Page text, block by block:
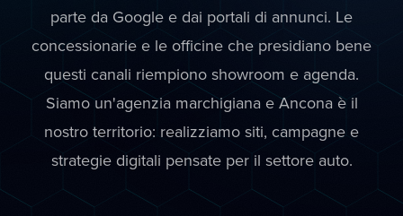
parte da Google e dai portali di annunci. Le
concessionarie e le officine che presidiano bene
questi canali riempiono showroom e agenda.
Siamo un'agenzia marchigiana e Ancona è il
nostro territorio: realizziamo siti, campagne e
strategie digitali pensate per il settore auto.